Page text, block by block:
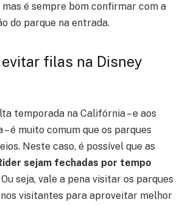
mas é sempre bom confirmar com a
do parque na entrada.
filas na Disney
temporada na Califórnia – e aos
– é muito comum que os parques
Neste caso, é possível que as
sejam fechadas por tempo
Ou seja, vale a pena visitar os parques
visitantes para aproveitar melhor